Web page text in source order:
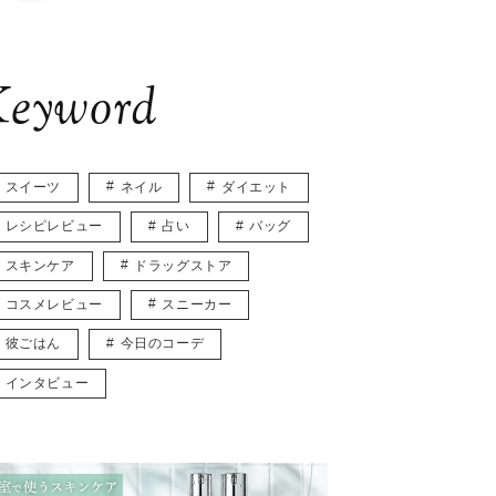
スイーツ ネイル ダイエット
レシピレビュー 占い バッグ
スキンケア ドラッグストア
コスメレビュー スニーカー
彼ごはん 今日のコーデ
インタビュー